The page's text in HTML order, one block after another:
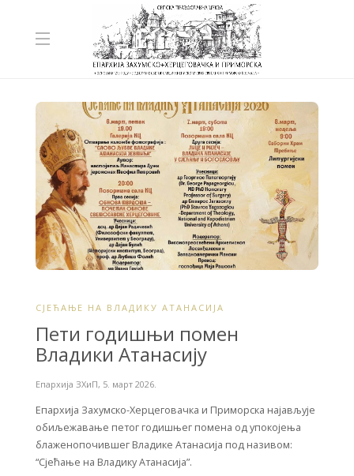
СЈЕЋАЊE НА ВЛАДИКУ АТАНАСИЈА
Пети годишњи помен
Владики Атанасију
Епархија ЗХиП, 5. март 2026.
Епархија Захумско-Херцеговачка и Приморска најављује
обиљежавање петог годишњег помена од упокојења
блаженопочившег Владике Атанасија под називом:
“Сјећање на Владику Атанасија”.